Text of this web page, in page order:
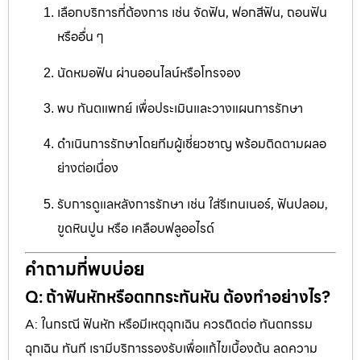
เลือกบริการที่ต้องการ เช่น จัดฟัน, ฟอกสีฟัน, ถอนฟัน
หรืออื่น ๆ
นัดหมอฟัน ผ่านออนไลน์หรือโทรจอง
พบ ทันตแพทย์ เพื่อประเมินและวางแผนการรักษา
ดำเนินการรักษาโดยทีมผู้เชี่ยวชาญ พร้อมติดตามผลอ
ย่างต่อเนื่อง
รับการดูแลหลังการรักษา เช่น ใส่รีเทนเนอร์, ฟันปลอม,
ขูดหินปูน หรือ เคลือบฟลูออไรด์
คำถามที่พบบ่อย
Q: ถ้าฟันหักหรือตกกระทันหัน ต้องทำอย่างไร?
A: ในกรณี ฟันหัก หรือมีเหตุฉุกเฉิน ควรติดต่อ ทันตกรรม
ฉุกเฉิน ทันที เรามีบริการรองรับเพื่อแก้ไขเบื้องต้น ลดความ